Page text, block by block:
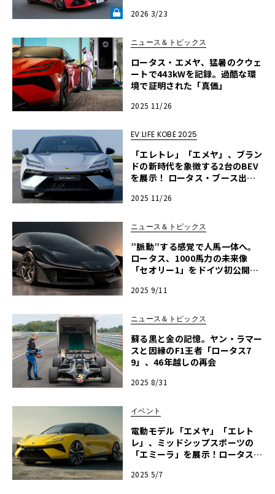
LAB》
2026 3/23
ニュース＆トピックス
ロータス・エメヤ、猛暑のクウェ
ートで443kWを記録。過酷な環
境で証明された「真価」
2025 11/26
EV:LIFE KOBE 2025
「エレトレ」「エメヤ」、ブラン
ドの新時代を象徴する2台のBEV
を展示！ ロータス・ブース出展
2025 11/26
ニュース＆トピックス
”脈動”する感覚で人馬一体へ。
ロータス、1000馬力の未来像
「セオリー1」をドイツ初公開【I
2025 9/11
ニュース＆トピックス
蘇る黒と金の記憶。ヤン・ラマー
スと因縁のF1王者「ロータス7
9」、46年越しの再会
2025 8/31
イベント
電動モデル「エメヤ」「エレト
レ」、ミッドシップスポーツの
「エミーラ」を展示！ロータス・
ーズミート2025横浜】
2025 5/7